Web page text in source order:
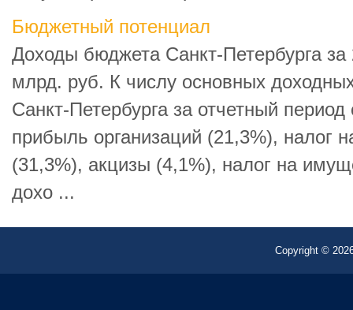
Бюджетный потенциал
Доходы бюджета Санкт-Петербурга за
млрд. руб. К числу основных
Санкт-Петербурга за отчетный период
прибыль организаций (21,3%), налог
(31,3%), акцизы (4,1%), налог на
дохо ...
Copyright ©